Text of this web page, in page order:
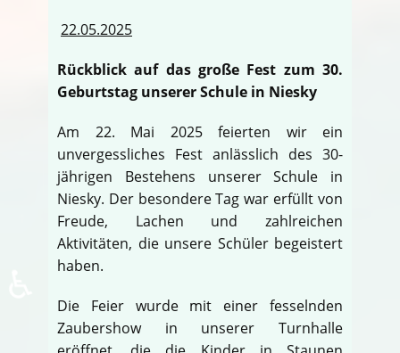
22.05.2025
Rückblick auf das große Fest zum 30.
Geburtstag unserer Schule in Niesky
Am 22. Mai 2025 feierten wir ein
unvergessliches Fest anlässlich des 30-
jährigen Bestehens unserer Schule in
Niesky. Der besondere Tag war erfüllt von
Freude, Lachen und zahlreichen
Aktivitäten, die unsere Schüler begeistert
haben.
Die Feier wurde mit einer fesselnden
Zaubershow in unserer Turnhalle